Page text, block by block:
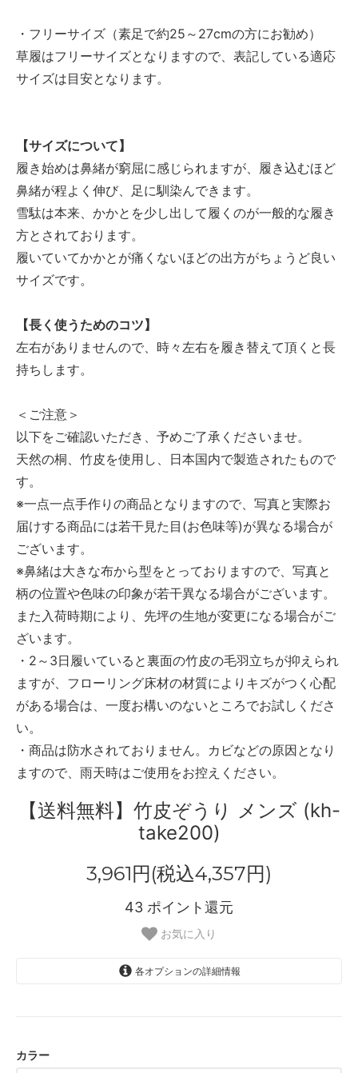
・フリーサイズ（素足で約25～27cmの方にお勧め）
草履はフリーサイズとなりますので、表記している適応
サイズは目安となります。
【サイズについて】
履き始めは鼻緒が窮屈に感じられますが、履き込むほど
鼻緒が程よく伸び、足に馴染んできます。
雪駄は本来、かかとを少し出して履くのが一般的な履き
方とされております。
履いていてかかとが痛くないほどの出方がちょうど良い
サイズです。
【長く使うためのコツ】
左右がありませんので、時々左右を履き替えて頂くと長
持ちします。
＜ご注意＞
以下をご確認いただき、予めご了承くださいませ。
天然の桐、竹皮を使用し、日本国内で製造されたもので
す。
※一点一点手作りの商品となりますので、写真と実際お
届けする商品には若干見た目(お色味等)が異なる場合が
ございます。
※鼻緒は大きな布から型をとっておりますので、写真と
柄の位置や色味の印象が若干異なる場合がございます。
また入荷時期により、先坪の生地が変更になる場合がご
ざいます。
・2～3日履いていると裏面の竹皮の毛羽立ちが抑えられ
ますが、フローリング床材の材質によりキズがつく心配
がある場合は、一度お構いのないところでお試しくださ
い。
・商品は防水されておりません。カビなどの原因となり
ますので、雨天時はご使用をお控えください。
【送料無料】竹皮ぞうり メンズ (kh-
take200)
3,961円(税込4,357円)
43 ポイント還元
お気に入り
各オプションの詳細情報
カラー